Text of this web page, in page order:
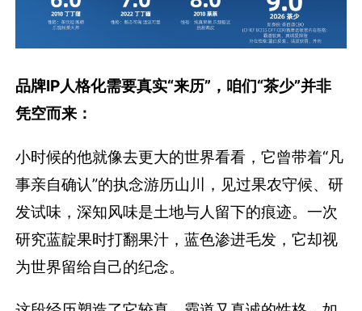
品牌IP人格化需要真实“来历”，咱们“茶少”并非
凭空而来：
小时候的他就像去更大的世界看看，它曾带着“凡
事亲自确认”的执念游历山川，见过果农守候、研
发试味，深知风味是土地与人留下的痕迹。一次
研究蓝靛果时打翻果汁，蓝色渗进毛发，它却视
为世界留给自己的纪念。